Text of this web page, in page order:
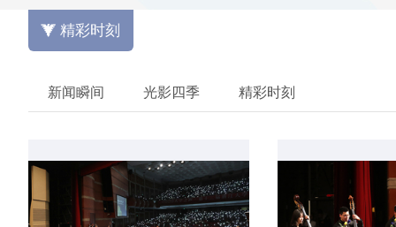
精彩时刻
新闻瞬间 光影四季 精彩时刻